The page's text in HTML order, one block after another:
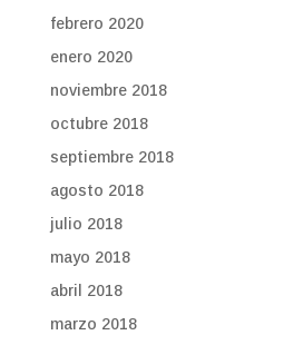
febrero 2020
enero 2020
noviembre 2018
octubre 2018
septiembre 2018
agosto 2018
julio 2018
mayo 2018
abril 2018
marzo 2018